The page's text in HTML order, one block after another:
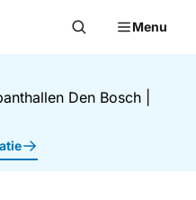
Menu
Den Bosch